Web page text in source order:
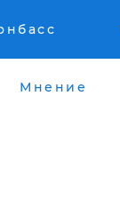
Мнение